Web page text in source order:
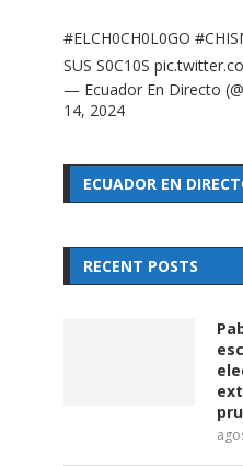
#ELCH0CH0L0GO
SUS S0C10S
— Ecuador En Directo
14, 2024
ECUADOR EN
RECENT POSTS